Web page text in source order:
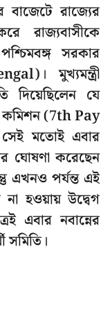
রাজ্যের
রাজ্যবাসীকে
সরকার
মুখ্যমন্ত্রী
দিয়েছিলেন যে
কমিশন (7th Pay
মতোই এবার
ঘোষণা করেছেন
এখনও পর্যন্ত এই
হওয়ায় উদ্বেগ
এবার নবান্নের
সমিতি।